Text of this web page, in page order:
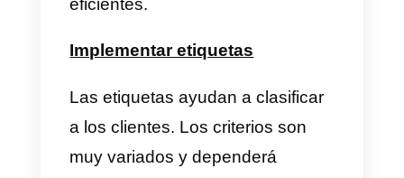
también hay otra gran ayuda que
da esta guía: resta el trabajo